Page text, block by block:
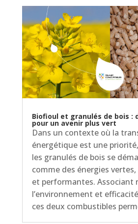
Biofioul et granulés de bois :
pour un avenir plus vert
Dans un contexte où la
énergétique est une
les granulés de bois se
comme des énergies
et performantes. Associant
l’environnement et
ces deux combustibles